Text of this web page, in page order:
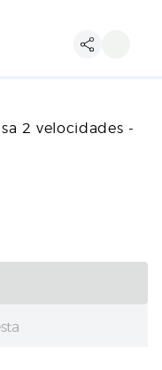
2 velocidades -